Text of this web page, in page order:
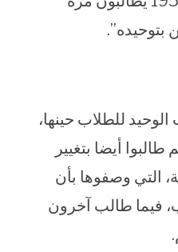
بتوحيده”.
للطلاب حينها،
أيضا بتغيير
التي وصفوها بأن
فيما طالب آخرون